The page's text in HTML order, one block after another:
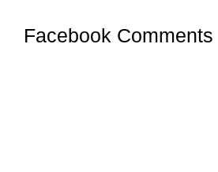
Facebook Comments